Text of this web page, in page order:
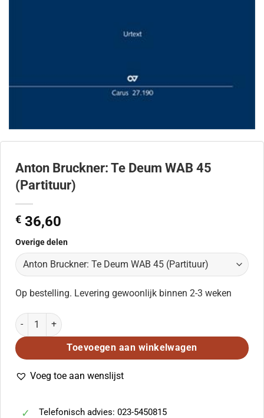
Anton Bruckner: Te Deum WAB 45
(Partituur)
€ 36,60
Overige delen
Op bestelling. Levering gewoonlijk binnen 2-3 weken
Anton Bruckner: Te Deum WAB 45 (Partituur) aantal
Toevoegen aan winkelwagen
Voeg toe aan wenslijst
Telefonisch advies: 023-5450815